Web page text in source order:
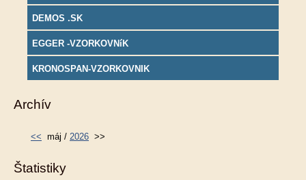
DEMOS .SK
EGGER -VZORKOVNíK
KRONOSPAN-VZORKOVNIK
Archív
<< máj / 2026 >>
Štatistiky